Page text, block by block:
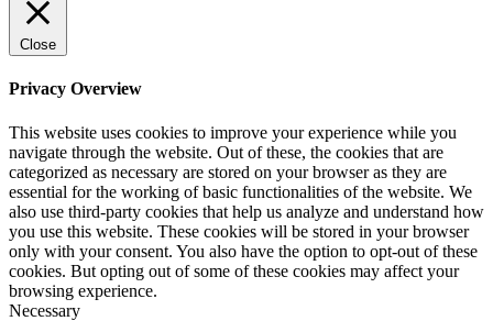
Close
Privacy Overview
This website uses cookies to improve your experience while you
navigate through the website. Out of these, the cookies that are
categorized as necessary are stored on your browser as they are
essential for the working of basic functionalities of the website. We
also use third-party cookies that help us analyze and understand how
you use this website. These cookies will be stored in your browser
only with your consent. You also have the option to opt-out of these
cookies. But opting out of some of these cookies may affect your
browsing experience.
Necessary